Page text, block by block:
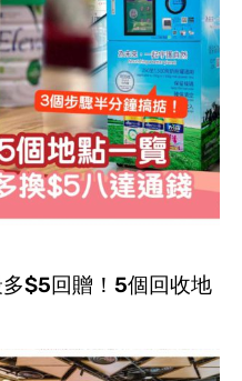
$5回贈！5個回收地